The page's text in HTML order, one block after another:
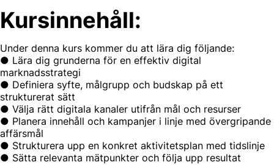
Kursinnehåll:
Under denna kurs kommer du att lära dig följande:
● Lära dig grunderna för en effektiv digital
marknadsstrategi
● Definiera syfte, målgrupp och budskap på ett
strukturerat sätt
● Välja rätt digitala kanaler utifrån mål och resurser
● Planera innehåll och kampanjer i linje med övergripande
affärsmål
● Strukturera upp en konkret aktivitetsplan med tidslinje
● Sätta relevanta mätpunkter och följa upp resultat